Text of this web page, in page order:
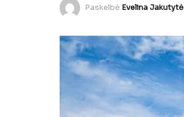
Paskelbė Evelina Jakutytė